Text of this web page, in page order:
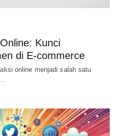
Kunci
di E-commerce
online menjadi salah satu